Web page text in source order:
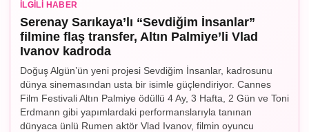
İLGILI HABER
Serenay Sarıkaya’lı “Sevdiğim İnsanlar”
filmine flaş transfer, Altın Palmiye’li Vlad
Ivanov kadroda
Doğuş Algün’ün yeni projesi Sevdiğim İnsanlar, kadrosunu
dünya sinemasından usta bir isimle güçlendiriyor. Cannes
Film Festivali Altın Palmiye ödüllü 4 Ay, 3 Hafta, 2 Gün ve Toni
Erdmann gibi yapımlardaki performanslarıyla tanınan
dünyaca ünlü Rumen aktör Vlad Ivanov, filmin oyuncu